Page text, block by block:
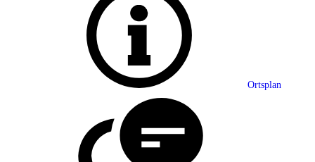
Ortsplan
Grußwort
Ortsplan
Partnerschaft
Statistik
Mitteilungsblatt